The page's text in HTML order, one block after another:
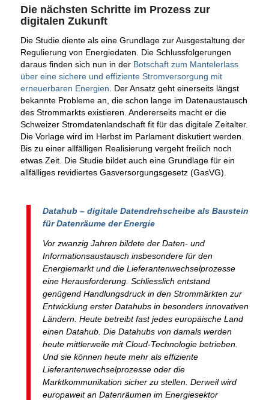
Die nächsten Schritte im Prozess zur
digitalen Zukunft
Die Studie diente als eine Grundlage zur Ausgestaltung der
Regulierung von Energiedaten. Die Schlussfolgerungen
daraus finden sich nun in der Botschaft zum Mantelerlass
über eine sichere und effiziente Stromversorgung mit
erneuerbaren Energien . Der Ansatz geht einerseits längst
bekannte Probleme an, die schon lange im Datenaustausch
des Strommarkts existieren. Andererseits macht er die
Schweizer Stromdatenlandschaft fit für das digitale Zeitalter.
Die Vorlage wird im Herbst im Parlament diskutiert werden.
Bis zu einer allfälligen Realisierung vergeht freilich noch
etwas Zeit. Die Studie bildet auch eine Grundlage für ein
allfälliges revidiertes Gasversorgungsgesetz (GasVG).
Datahub – digitale Datendrehscheibe als Baustein
für Datenräume der Energie
Vor zwanzig Jahren bildete der Daten- und
Informationsaustausch insbesondere für den
Energiemarkt und die Lieferantenwechselprozesse
eine Herausforderung. Schliesslich entstand
genügend Handlungsdruck in den Strommärkten zur
Entwicklung erster Datahubs in besonders innovativen
Ländern. Heute betreibt fast jedes europäische Land
einen Datahub. Die Datahubs von damals werden
heute mittlerweile mit Cloud-Technologie betrieben.
Und sie können heute mehr als effiziente
Lieferantenwechselprozesse oder die
Marktkommunikation sicher zu stellen. Derweil wird
europaweit an Datenräumen im Energiesektor